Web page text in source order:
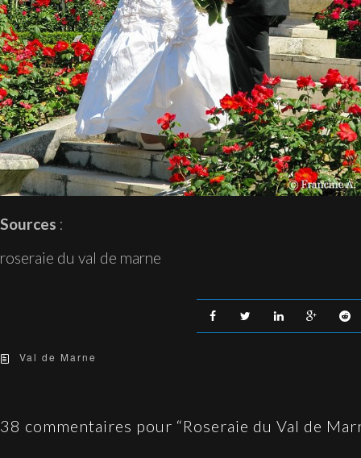
Sources :
roseraie du val de marne
Val de Marne
38 commentaires pour “Roseraie du Val de